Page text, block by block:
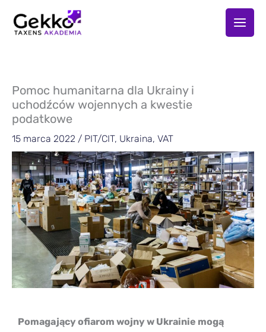
Pomoc humanitarna dla Ukrainy i
uchodźców wojennych a kwestie
podatkowe
15 marca 2022 / PIT/CIT, Ukraina, VAT
Pomagający ofiarom wojny w Ukrainie mogą